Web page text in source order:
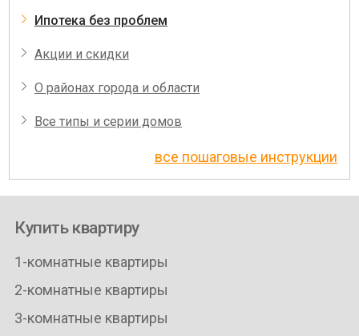
Ипотека без проблем
Акции и скидки
О районах города и области
Все типы и серии домов
все пошаговые инструкции
Купить квартиру
1-комнатные квартиры
2-комнатные квартиры
3-комнатные квартиры